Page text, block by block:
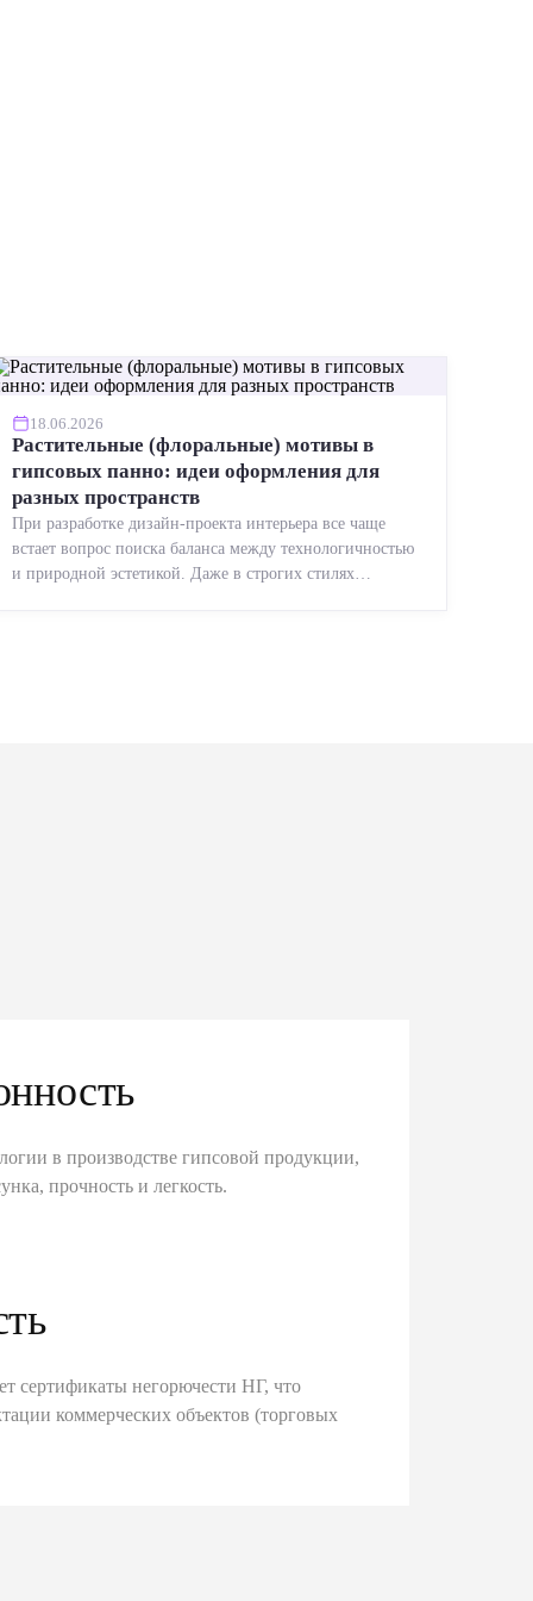
18.06.2026
Растительные (флоральные) мотивы в
гипсовых панно: идеи оформления для
разных пространств
При разработке дизайн-проекта интерьера все чаще
встает вопрос поиска баланса между технологичностью
и природной эстетикой. Даже в строгих стилях
в производстве гипсовой продукции,
прочность и легкость.
сертификаты негорючести НГ, что
коммерческих объектов (торговых